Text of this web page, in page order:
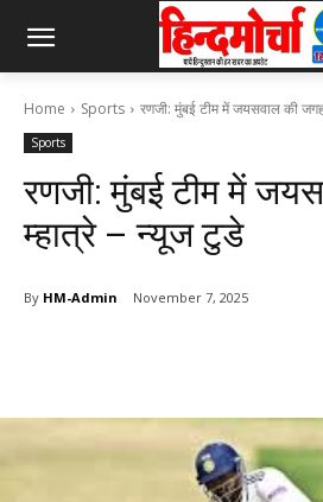
Home Sports रणजी: मुंबई टीम में जयसवाल की
Sports
रणजी: मुंबई टीम में
म्हात्रे – न्यूज टुडे
By HM-Admin November 7, 2025